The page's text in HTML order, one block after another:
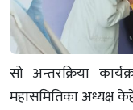
सो अन्तरक्रिया
महासमितिका अध्यक्ष